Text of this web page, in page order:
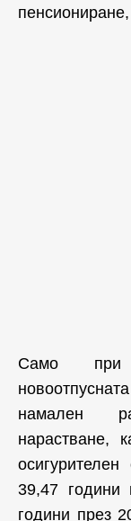
Само при
намален
нарастване,
39,47 години
години през